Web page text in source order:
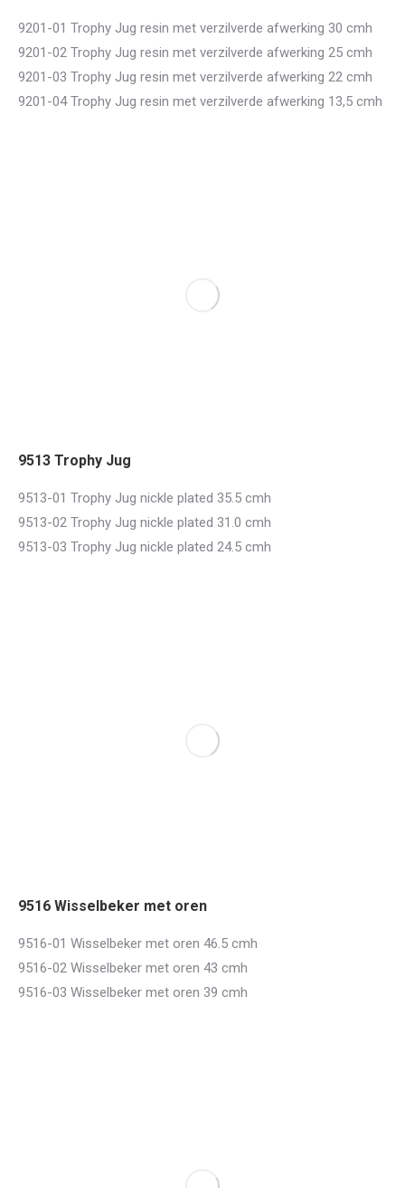
9201-01 Trophy Jug resin met verzilverde afwerking 30 cmh
9201-02 Trophy Jug resin met verzilverde afwerking 25 cmh
9201-03 Trophy Jug resin met verzilverde afwerking 22 cmh
9201-04 Trophy Jug resin met verzilverde afwerking 13,5 cmh
9513 Trophy Jug
9513-01 Trophy Jug nickle plated 35.5 cmh
9513-02 Trophy Jug nickle plated 31.0 cmh
9513-03 Trophy Jug nickle plated 24.5 cmh
9516 Wisselbeker met oren
9516-01 Wisselbeker met oren 46.5 cmh
9516-02 Wisselbeker met oren 43 cmh
9516-03 Wisselbeker met oren 39 cmh